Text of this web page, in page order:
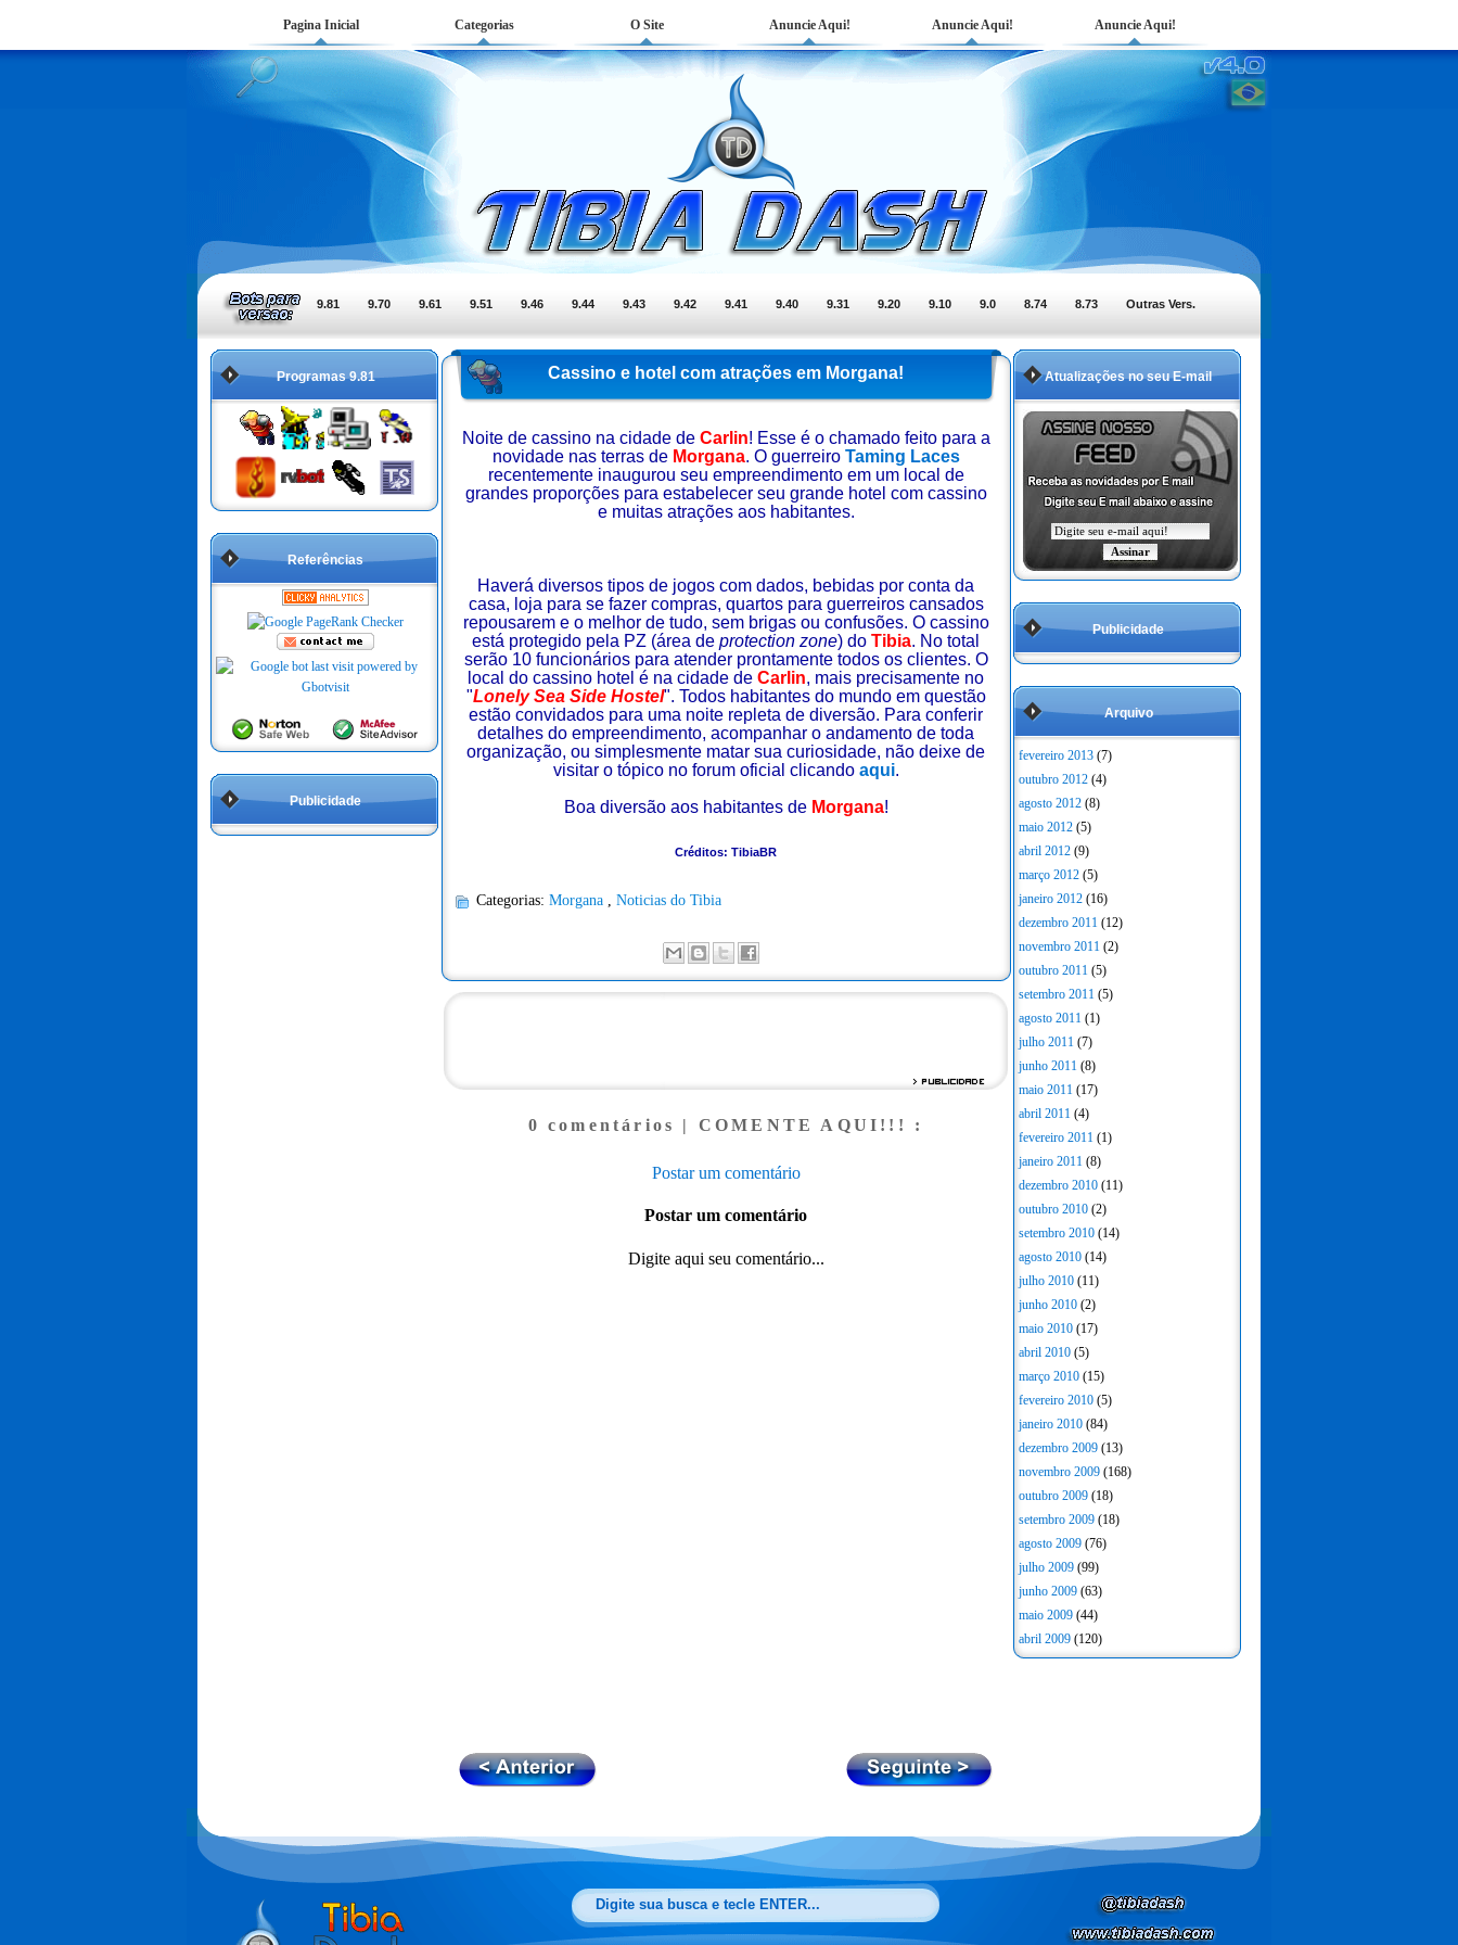
Pagina Inicial Categorias O Site Anuncie Aqui! Anuncie Aqui! Anuncie Aqui!
9.81 9.70 9.61 9.51 9.46 9.44 9.43 9.42 9.41 9.40 9.31 9.20 9.10 9.0 8.74 8.73 Outras Vers.
Programas 9.81
Referências
Publicidade
Cassino e hotel com atrações em Morgana!
Noite de cassino na cidade de Carlin! Esse é o chamado feito para a
novidade nas terras de Morgana. O guerreiro Taming Laces
recentemente inaugurou seu empreendimento em um local de
grandes proporções para estabelecer seu grande hotel com cassino
e muitas atrações aos habitantes.
Haverá diversos tipos de jogos com dados, bebidas por conta da
casa, loja para se fazer compras, quartos para guerreiros cansados
repousarem e o melhor de tudo, sem brigas ou confusões. O cassino
está protegido pela PZ (área de protection zone) do Tibia. No total
serão 10 funcionários para atender prontamente todos os clientes. O
local do cassino hotel é na cidade de Carlin, mais precisamente no
"Lonely Sea Side Hostel". Todos habitantes do mundo em questão
estão convidados para uma noite repleta de diversão. Para conferir
detalhes do empreendimento, acompanhar o andamento de toda
organização, ou simplesmente matar sua curiosidade, não deixe de
visitar o tópico no forum oficial clicando aqui.
Boa diversão aos habitantes de Morgana!
Créditos: TibiaBR
Categorias: Morgana Noticias do Tibia
0 comentários | COMENTE AQUI!!! :
Postar um comentário
Postar um comentário
Digite aqui seu comentário...
Atualizações no seu E-mail
Publicidade
Arquivo
fevereiro 2013 (7)
outubro 2012 (4)
agosto 2012 (8)
maio 2012 (5)
abril 2012 (9)
março 2012 (5)
janeiro 2012 (16)
dezembro 2011 (12)
novembro 2011 (2)
outubro 2011 (5)
setembro 2011 (5)
agosto 2011 (1)
julho 2011 (7)
junho 2011 (8)
maio 2011 (17)
abril 2011 (4)
fevereiro 2011 (1)
janeiro 2011 (8)
dezembro 2010 (11)
outubro 2010 (2)
setembro 2010 (14)
agosto 2010 (14)
julho 2010 (11)
junho 2010 (2)
maio 2010 (17)
abril 2010 (5)
março 2010 (15)
fevereiro 2010 (5)
janeiro 2010 (84)
dezembro 2009 (13)
novembro 2009 (168)
outubro 2009 (18)
setembro 2009 (18)
agosto 2009 (76)
julho 2009 (99)
junho 2009 (63)
maio 2009 (44)
abril 2009 (120)